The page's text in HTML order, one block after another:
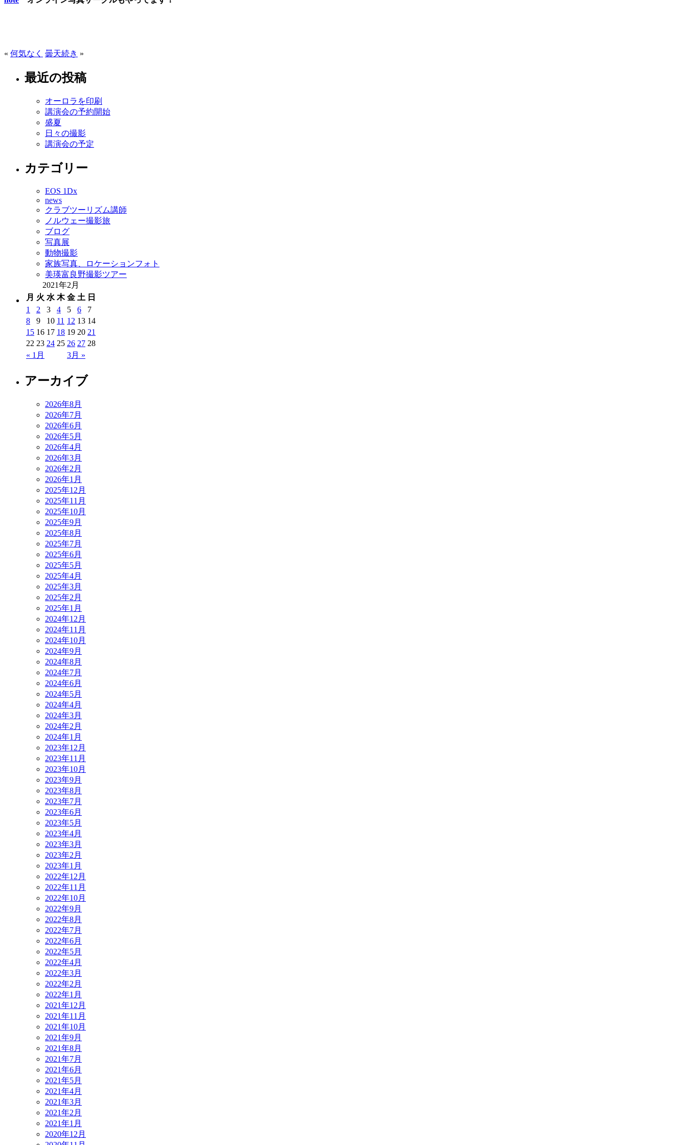
« 何気なく 曇天続き »
最近の投稿
オーロラを印刷
講演会の予約開始
盛夏
日々の撮影
講演会の予定
カテゴリー
EOS 1Dx
news
クラブツーリズム講師
ノルウェー撮影旅
ブログ
写真展
動物撮影
家族写真、ロケーションフォト
美瑛富良野撮影ツアー
2021年2月
月 火 水 木 金 土 日
« 1月 3月 »
1 2 3 4 5 6
7
8
9 10 11 12 13 14
15 16 17 18 19 20 21
22 23 24 25 26 27 28
アーカイブ
2026年8月
2026年7月
2026年6月
2026年5月
2026年4月
2026年3月
2026年2月
2026年1月
2025年12月
2025年11月
2025年10月
2025年9月
2025年8月
2025年7月
2025年6月
2025年5月
2025年4月
2025年3月
2025年2月
2025年1月
2024年12月
2024年11月
2024年10月
2024年9月
2024年8月
2024年7月
2024年6月
2024年5月
2024年4月
2024年3月
2024年2月
2024年1月
2023年12月
2023年11月
2023年10月
2023年9月
2023年8月
2023年7月
2023年6月
2023年5月
2023年4月
2023年3月
2023年2月
2023年1月
2022年12月
2022年11月
2022年10月
2022年9月
2022年8月
2022年7月
2022年6月
2022年5月
2022年4月
2022年3月
2022年2月
2022年1月
2021年12月
2021年11月
2021年10月
2021年9月
2021年8月
2021年7月
2021年6月
2021年5月
2021年4月
2021年3月
2021年2月
2021年1月
2020年12月